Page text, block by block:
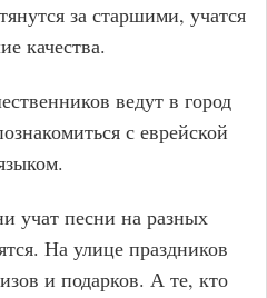
за старшими, учатся
качества.
ведут в город
с еврейской
учат песни на разных
На улице праздников
и подарков. А те, кто